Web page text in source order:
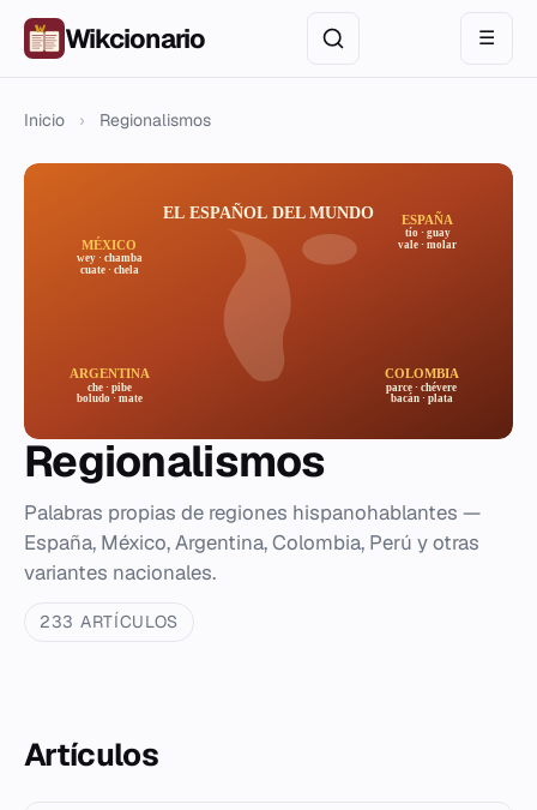
Wikcionario ☰
Inicio › Regionalismos
Regionalismos
Palabras propias de regiones hispanohablantes —
España, México, Argentina, Colombia, Perú y otras
variantes nacionales.
233 ARTÍCULOS
Artículos